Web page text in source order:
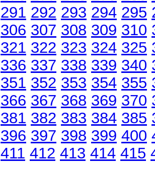
291 292 293 294 295
306 307 308 309 310
321 322 323 324 325
336 337 338 339 340
351 352 353 354 355
366 367 368 369 370
381 382 383 384 385
396 397 398 399 400
411 412 413 414 415